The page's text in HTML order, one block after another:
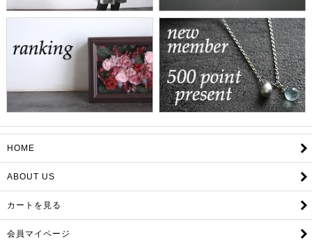
HOME
ABOUT US
カートを見る
会員マイページ